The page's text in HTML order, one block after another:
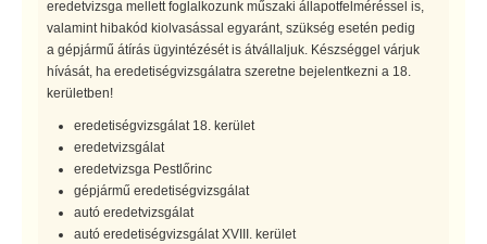
eredetvizsga mellett foglalkozunk műszaki állapotfelméréssel is,
valamint hibakód kiolvasással egyaránt, szükség esetén pedig
a gépjármű átírás ügyintézését is átvállaljuk. Készséggel várjuk
hívását, ha eredetiségvizsgálatra szeretne bejelentkezni a 18.
kerületben!
eredetiségvizsgálat 18. kerület
eredetvizsgálat
eredetvizsga Pestlőrinc
gépjármű eredetiségvizsgálat
autó eredetvizsgálat
autó eredetiségvizsgálat XVIII. kerület